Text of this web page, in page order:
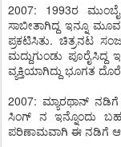
2007: 1993ರ
ಸಾಬೀತಾಗಿದ್ದ ಇನ್ನೂ
ಪ್ರಕಟಿಸಿತು. ಚಿತ್ರನಟ
ಮದ್ದುಗುಂಡು
ವ್ಯಕ್ತಿಯಾಗಿದ್ದು ಭೂಗತ
2007: ಮ್ಯಾರಥಾನ್
ಸಿಂಗ್ ನ ಇನ್ನೊಂದು
ಪರಿಣಾಮವಾಗಿ ಈ ನಡಿಗೆ